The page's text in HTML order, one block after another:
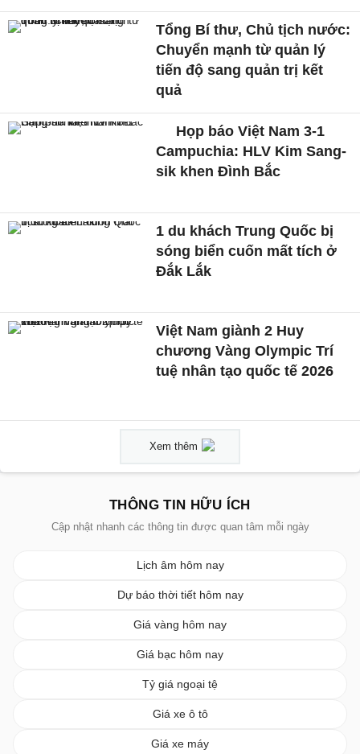
Tổng Bí thư, Chủ tịch nước:
Chuyển mạnh từ quản lý
tiến độ sang quản trị kết
quả
Họp báo Việt Nam 3-1
Campuchia: HLV Kim Sang-
sik khen Đình Bắc
1 du khách Trung Quốc bị
sóng biển cuốn mất tích ở
Đắk Lắk
Việt Nam giành 2 Huy
chương Vàng Olympic Trí
tuệ nhân tạo quốc tế 2026
Xem thêm
THÔNG TIN HỮU ÍCH
Cập nhật nhanh các thông tin được quan tâm mỗi ngày
Lịch âm hôm nay
Dự báo thời tiết hôm nay
Giá vàng hôm nay
Giá bạc hôm nay
Tỷ giá ngoại tệ
Giá xe ô tô
Giá xe máy